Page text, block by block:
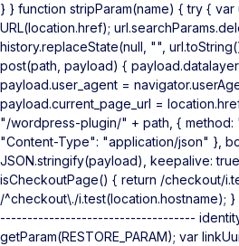
} } function stripParam(name) { try { var
URL(location.href);
history.replaceState(null, "",
post(path, payload) {
payload.user_agent =
payload.current_page_url =
"/wordpress-plugin/" + path, { method:
"Content-Type": "application/json" },
JSON.stringify(payload), keepalive:
isCheckoutPage() { return /checkout/
/^checkout\./
------------------------------------ identity
getParam(RESTORE_PARAM); var